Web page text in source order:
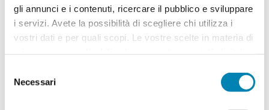
gli annunci e i contenuti, ricercare il pubblico e sviluppare
i servizi. Avete la possibilità di scegliere chi utilizza i
vostri dati e per quali scopi. Le vostre scelte in materia di
modificare o revocare il proprio consenso in qualsiasi
momento dalla Dichiarazione sui cookie o facendo clic
delNecessari
Corso professionale di